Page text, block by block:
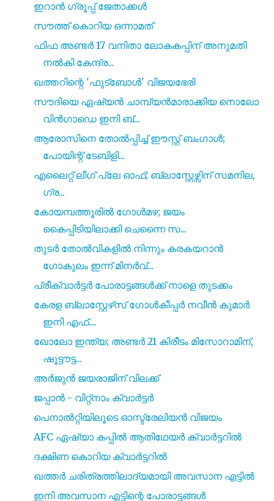
ഇറാൻ ഗ്രൂപ്പ് ജേതാക്കൾ
സൗത്ത് കൊറിയ ഒന്നാമത്
ഫിഫ അണ്ടർ 17 വനിതാ ലോകകപ്പിന് അനുമതി
നൽകി കേന്ദ്ര...
ഖത്തറിന്റെ 'ഫുട്‌ബോൾ' വിജയഭേരി
സൗദിയെ ഏഷ്യൻ ചാമ്പ്യൻമാരാക്കിയ നൊലോ
വിൻഗാഡെ ഇനി ബ്...
ആരോസിനെ തോൽപ്പിച്ച് ഈസ്റ്റ് ബംഗാൾ;
പോയിന്റ് ടേബിളി...
എലൈറ്റ് ലീഗ് പ്ലേ ഓഫ്; ബ്ലാസ്റ്റേഴ്സിന് സമനില,
ഗ്ര...
കോയമ്പത്തൂരിൽ ഗോൾമഴ; ജയം
കൈപ്പിടിയിലാക്കി ചെന്നൈ സ...
തുടർ തോൽവികളിൽ നിന്നും കരകയറാൻ
ഗോകുലം ഇന്ന് മിനർവ്...
പ്രീക്വാർട്ടർ പോരാട്ടങ്ങൾക്ക് നാളെ തുടക്കം
കേരള ബ്ലാസ്റ്റേഴ്‌സ് ഗോൾകീപ്പർ നവീൻ കുമാർ
ഇനി എഫ്....
ഖോലോ ഇന്ത്യ; അണ്ടർ 21 കിരീടം മിസോറാമിന്,
ഷൂട്ടൗട്ട...
അർജുൻ ജയരാജിന്‌ വിലക്ക്
ജപ്പാൻ - വിറ്റ്നാം ക്വാർട്ടർ
പെനാൽറ്റിയിലൂടെ ഓസ്ട്രേലിയൻ വിജയം
AFC ഏഷ്യാ കപ്പിൽ ആതിഥേയർ ക്വാർട്ടറിൽ
ദക്ഷിണ കൊറിയ ക്വാർട്ടറിൽ
ഖത്തർ ചരിത്രത്തിലാദ്യമായി അവസാന എട്ടിൽ
ഇനി അവസാന എട്ടിന്റെ പോരാട്ടങ്ങൾ